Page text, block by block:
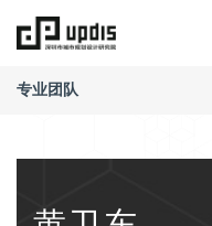
专业团队